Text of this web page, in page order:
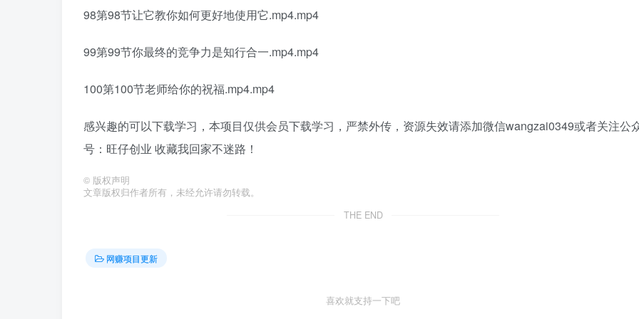
98第98节让它教你如何更好地使用它.mp4.mp4
99第99节你最终的竞争力是知行合一.mp4.mp4
100第100节老师给你的祝福.mp4.mp4
感兴趣的可以下载学习，本项目仅供会员下载学习，严禁外传，资源失效请添加微信wangzai0349或者关注公
号：旺仔创业 收藏我回家不迷路！
© 版权声明
文章版权归作者所有，未经允许请勿转载。
THE END
网赚项目更新
喜欢就支持一下吧